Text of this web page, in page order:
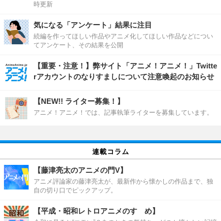
時更新
気になる「アンケート」結果に注目
続編を作ってほしい作品やアニメ化してほしい作品などについ
てアンケート、その結果を公開
【重要・注意！】弊サイト「アニメ！アニメ！」Twitte
rアカウントのなりすましについて注意喚起のお知らせ
【NEW!! ライター募集！】
アニメ！アニメ！では、記事執筆ライターを募集しています。
連載コラム
【藤津亮太のアニメの門V】
アニメ評論家の藤津亮太が、最新作から懐かしの作品まで、独
自の切り口でピックアップ。
【平成・昭和レトロアニメのすゝめ】